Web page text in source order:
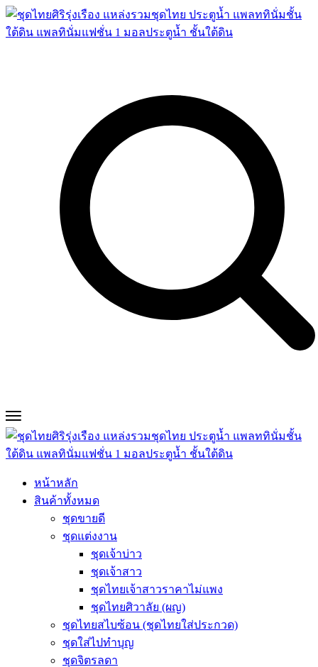
หน้าหลัก
สินค้าทั้งหมด
ชุดขายดี
ชุดแต่งงาน
ชุดเจ้าบ่าว
ชุดเจ้าสาว
ชุดไทยเจ้าสาวราคาไม่แพง
ชุดไทยศิวาลัย (ผญ)
ชุดไทยสไบซ้อน (ชุดไทยใส่ประกวด)
ชุดใส่ไปทำบุญ
ชุดจิตรลดา